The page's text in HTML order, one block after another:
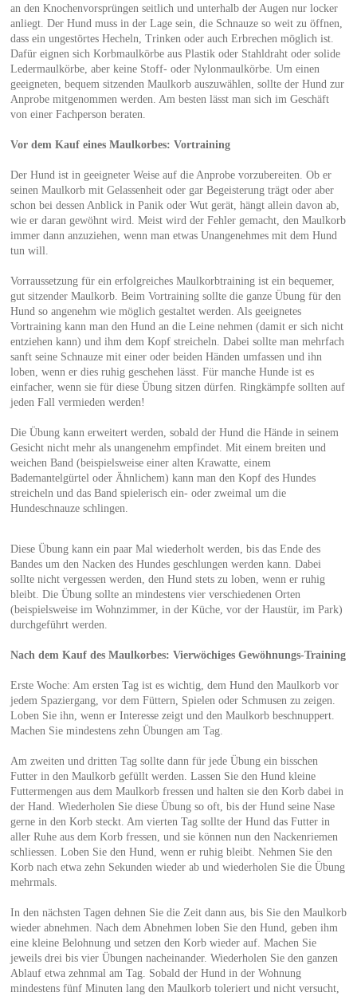
an den Knochenvorsprüngen seitlich und unterhalb der Augen nur locker
anliegt. Der Hund muss in der Lage sein, die Schnauze so weit zu öffnen,
dass ein ungestörtes Hecheln, Trinken oder auch Erbrechen möglich ist.
Dafür eignen sich Korbmaulkörbe aus Plastik oder Stahldraht oder solide
Ledermaulkörbe, aber keine Stoff- oder Nylonmaulkörbe. Um einen
geeigneten, bequem sitzenden Maulkorb auszuwählen, sollte der Hund zur
Anprobe mitgenommen werden. Am besten lässt man sich im Geschäft
von einer Fachperson beraten.
Vor dem Kauf eines Maulkorbes: Vortraining
Der Hund ist in geeigneter Weise auf die Anprobe vorzubereiten. Ob er
seinen Maulkorb mit Gelassenheit oder gar Begeisterung trägt oder aber
schon bei dessen Anblick in Panik oder Wut gerät, hängt allein davon ab,
wie er daran gewöhnt wird. Meist wird der Fehler gemacht, den Maulkorb
immer dann anzuziehen, wenn man etwas Unangenehmes mit dem Hund
tun will.
Vorraussetzung für ein erfolgreiches Maulkorbtraining ist ein bequemer,
gut sitzender Maulkorb. Beim Vortraining sollte die ganze Übung für den
Hund so angenehm wie möglich gestaltet werden. Als geeignetes
Vortraining kann man den Hund an die Leine nehmen (damit er sich nicht
entziehen kann) und ihm dem Kopf streicheln. Dabei sollte man mehrfach
sanft seine Schnauze mit einer oder beiden Händen umfassen und ihn
loben, wenn er dies ruhig geschehen lässt. Für manche Hunde ist es
einfacher, wenn sie für diese Übung sitzen dürfen. Ringkämpfe sollten auf
jeden Fall vermieden werden!
Die Übung kann erweitert werden, sobald der Hund die Hände in seinem
Gesicht nicht mehr als unangenehm empfindet. Mit einem breiten und
weichen Band (beispielsweise einer alten Krawatte, einem
Bademantelgürtel oder Ähnlichem) kann man den Kopf des Hundes
streicheln und das Band spielerisch ein- oder zweimal um die
Hundeschnauze schlingen.
Diese Übung kann ein paar Mal wiederholt werden, bis das Ende des
Bandes um den Nacken des Hundes geschlungen werden kann. Dabei
sollte nicht vergessen werden, den Hund stets zu loben, wenn er ruhig
bleibt. Die Übung sollte an mindestens vier verschiedenen Orten
(beispielsweise im Wohnzimmer, in der Küche, vor der Haustür, im Park)
durchgeführt werden.
Nach dem Kauf des Maulkorbes: Vierwöchiges Gewöhnungs-Training
Erste Woche: Am ersten Tag ist es wichtig, dem Hund den Maulkorb vor
jedem Spaziergang, vor dem Füttern, Spielen oder Schmusen zu zeigen.
Loben Sie ihn, wenn er Interesse zeigt und den Maulkorb beschnuppert.
Machen Sie mindestens zehn Übungen am Tag.
Am zweiten und dritten Tag sollte dann für jede Übung ein bisschen
Futter in den Maulkorb gefüllt werden. Lassen Sie den Hund kleine
Futtermengen aus dem Maulkorb fressen und halten sie den Korb dabei in
der Hand. Wiederholen Sie diese Übung so oft, bis der Hund seine Nase
gerne in den Korb steckt. Am vierten Tag sollte der Hund das Futter in
aller Ruhe aus dem Korb fressen, und sie können nun den Nackenriemen
schliessen. Loben Sie den Hund, wenn er ruhig bleibt. Nehmen Sie den
Korb nach etwa zehn Sekunden wieder ab und wiederholen Sie die Übung
mehrmals.
In den nächsten Tagen dehnen Sie die Zeit dann aus, bis Sie den Maulkorb
wieder abnehmen. Nach dem Abnehmen loben Sie den Hund, geben ihm
eine kleine Belohnung und setzen den Korb wieder auf. Machen Sie
jeweils drei bis vier Übungen nacheinander. Wiederholen Sie den ganzen
Ablauf etwa zehnmal am Tag. Sobald der Hund in der Wohnung
mindestens fünf Minuten lang den Maulkorb toleriert und nicht versucht,